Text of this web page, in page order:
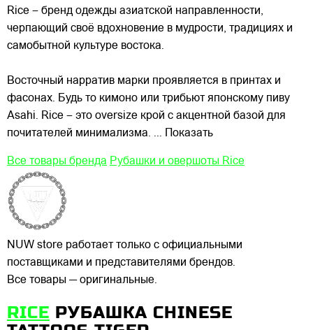
Rice – бренд одежды азиатской направленности,
черпающий своё вдохновение в мудрости, традициях и
самобытной культуре востока.
Восточный нарратив марки проявляется в принтах и
фасонах. Будь то кимоно или трибьют японскому пиву
Asahi. Rice – это oversize крой с акцентной базой для
почитателей минимализма. ... Показать
Все товары бренда Рубашки и овершоты Rice
NUW store работает только с официальными
поставщиками и представителями брендов.
Все товары — оригинальные.
RICE РУБАШКА CHINESE